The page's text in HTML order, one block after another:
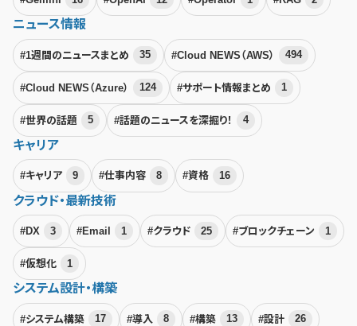
ニュース情報
#1週間のニュースまとめ 35 #Cloud NEWS（AWS） 494
#Cloud NEWS（Azure） 124 #サポート情報まとめ 1
#世界の話題 5 #話題のニュースを深掘り！ 4
キャリア
#キャリア 9 #仕事内容 8 #資格 16
クラウド・最新技術
#DX 3 #Email 1 #クラウド 25 #ブロックチェーン 1
#仮想化 1
システム設計・構築
#システム構築 17 #導入 8 #構築 13 #設計 26